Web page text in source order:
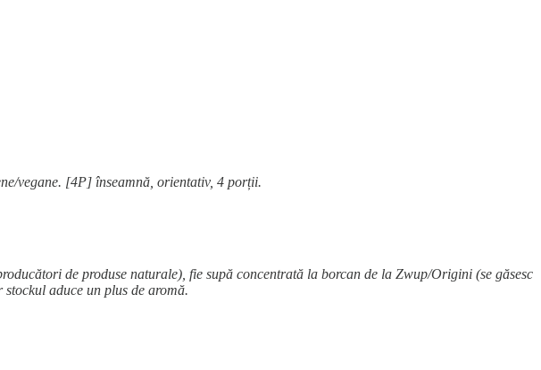
vegane. [4P] înseamnă, orientativ, 4 porții.
de produse naturale), fie supă concentrată la borcan de la Zwup/Origini (se găsesc
aduce un plus de aromă.